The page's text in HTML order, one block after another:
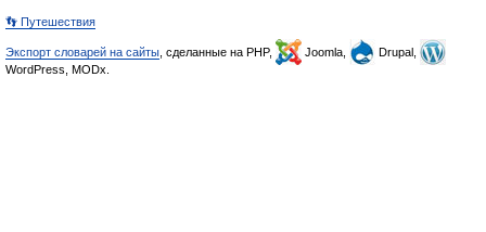
👣 Путешествия
Экспорт словарей на сайты , сделанные на PHP, Joomla,
Drupal,
WordPress, MODx.